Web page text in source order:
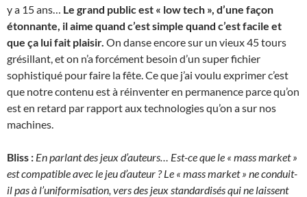
y a 15 ans… Le grand public est « low tech », d’une façon
étonnante, il aime quand c’est simple quand c’est facile et
que ça lui fait plaisir. On danse encore sur un vieux 45 tours
grésillant, et on n’a forcément besoin d’un super fichier
sophistiqué pour faire la fête. Ce que j’ai voulu exprimer c’est
que notre contenu est à réinventer en permanence parce qu’on
est en retard par rapport aux technologies qu’on a sur nos
machines.
Bliss : En parlant des jeux d’auteurs… Est-ce que le « mass market »
est compatible avec le jeu d’auteur ? Le « mass market » ne conduit-
il pas à l’uniformisation, vers des jeux standardisés qui ne laissent